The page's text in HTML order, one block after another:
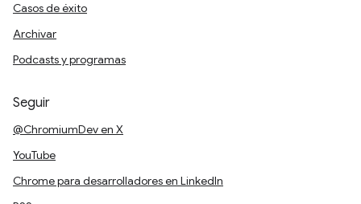
Casos de éxito
Archivar
Podcasts y programas
Seguir
@ChromiumDev en X
YouTube
Chrome para desarrolladores en LinkedIn